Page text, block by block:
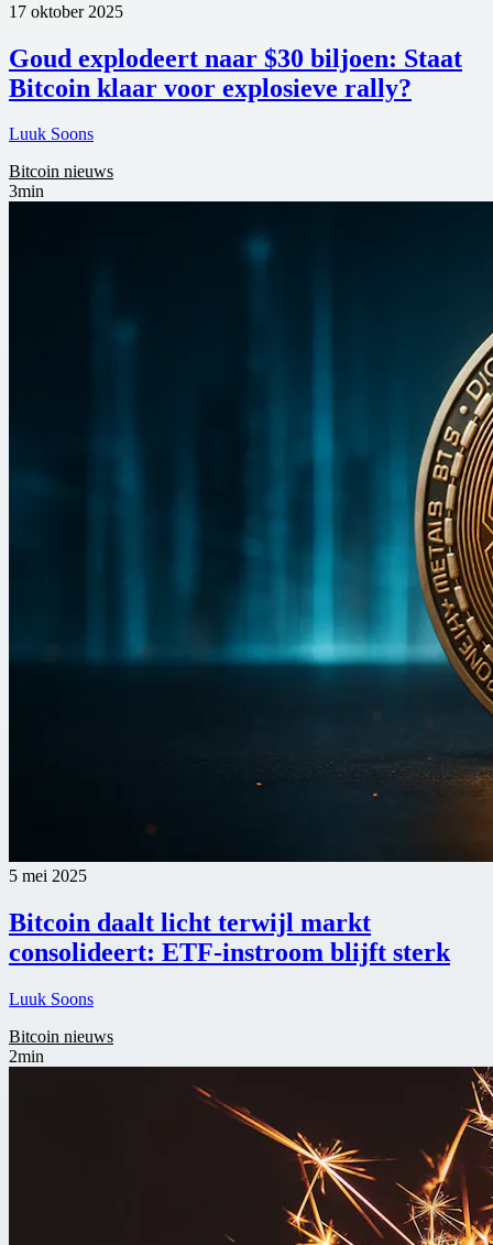
17 oktober 2025
Goud explodeert naar $30 biljoen: Staat
Bitcoin klaar voor explosieve rally?
Luuk Soons
Bitcoin nieuws
3min
5 mei 2025
Bitcoin daalt licht terwijl markt
consolideert: ETF-instroom blijft sterk
Luuk Soons
Bitcoin nieuws
2min